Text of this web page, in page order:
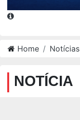
Home Notícias
NOTÍCIA